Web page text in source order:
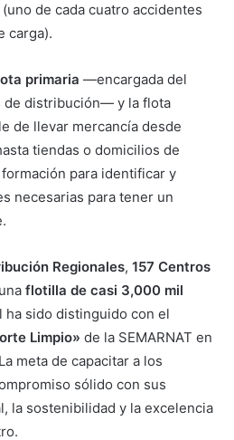
de cada cuatro accidentes
carga).
primaria —encargada del
distribución— y la flota
de llevar mercancía desde
tiendas o domicilios de
para identificar y
necesarias para tener un
Regionales, 157 Centros
flotilla de casi 3,000 mil
ha sido distinguido con el
Limpio» de la SEMARNAT en
meta de capacitar a los
sólido con sus
la sostenibilidad y la excelencia